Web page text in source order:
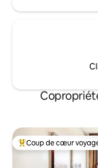
Coup de cœur
Coup de cœur